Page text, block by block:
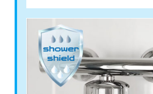
product
multiple
variants.
The
options